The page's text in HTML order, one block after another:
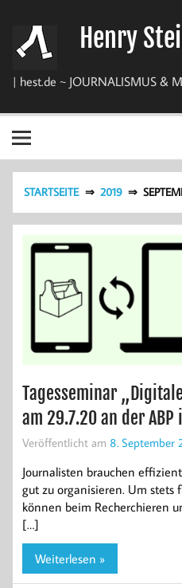
springen
Henry
| hest.de ~ JOURNALISMUS &
STARTSEITE 2019
Tagesseminar
am 29.7.20 an der ABP
Veröffentlicht am 8. September
Journalisten brauchen
gut zu organisieren. Um stets
können beim Recherchieren
[…]
Weiterlesen »